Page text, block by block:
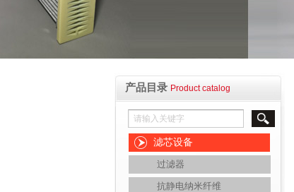
产品目录 Product catalog
滤芯设备
过滤器
抗静电纳米纤维